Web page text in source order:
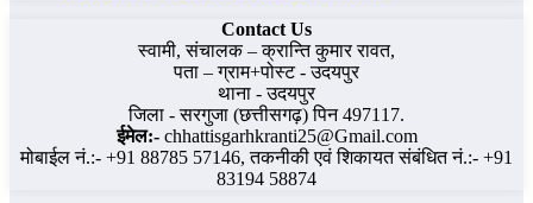
Contact Us
स्वामी, संचालक – क्रान्ति कुमार रावत,
पता – ग्राम+पोस्ट - उदयपुर
थाना - उदयपुर
जिला - सरगुजा (छत्तीसगढ़) पिन 497117.
ईमेल:- chhattisgarhkranti25@Gmail.com
मोबाईल नं.:- +91 88785 57146, तकनीकी एवं शिकायत संबंधित नं.:- +91
83194 58874